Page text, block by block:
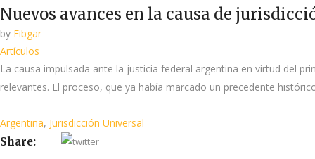
Nuevos avances en la causa de
by Fibgar
Artículos
La causa impulsada ante la justicia federal argentina en virtud del
relevantes. El proceso, que ya había marcado un precedente
Argentina, Jurisdicción Universal
Share: